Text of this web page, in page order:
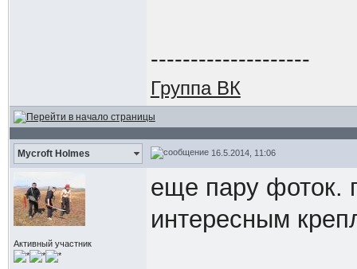
--------------------
Группа ВК
Mycroft Holmes 16.5.2014, 11:06
Активный участник
еще пару фоток.
интересным